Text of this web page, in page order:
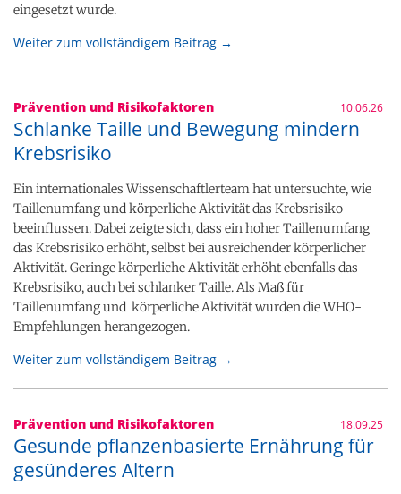
eingesetzt wurde.
Weiter zum vollständigem Beitrag →
Prävention und Risikofaktoren 10.06.26
Schlanke Taille und Bewegung mindern
Krebsrisiko
Ein internationales Wissenschaftlerteam hat untersuchte, wie
Taillenumfang und körperliche Aktivität das Krebsrisiko
beeinflussen. Dabei zeigte sich, dass ein hoher Taillenumfang
das Krebsrisiko erhöht, selbst bei ausreichender körperlicher
Aktivität. Geringe körperliche Aktivität erhöht ebenfalls das
Krebsrisiko, auch bei schlanker Taille. Als Maß für
Taillenumfang und körperliche Aktivität wurden die WHO-
Empfehlungen herangezogen.
Weiter zum vollständigem Beitrag →
Prävention und Risikofaktoren 18.09.25
Gesunde pflanzenbasierte Ernährung für
gesünderes Altern